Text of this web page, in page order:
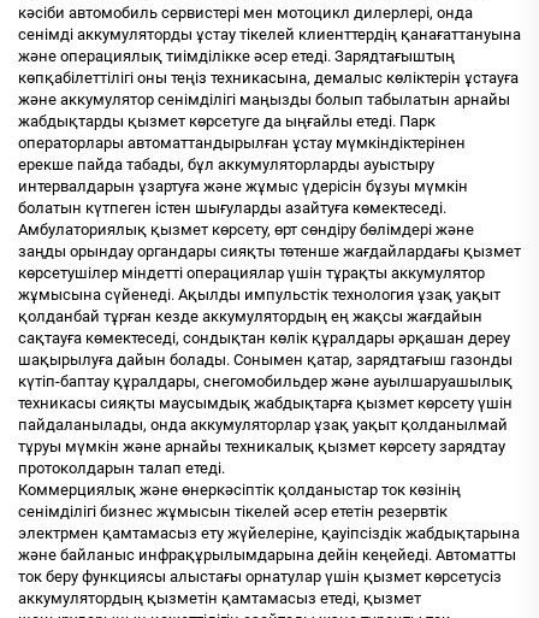
кәсіби автомобиль сервистері мен мотоцикл дилерлері, онда
сенімді аккумуляторды ұстау тікелей клиенттердің қанағаттануына
және операциялық тиімділікке әсер етеді. Зарядтағыштың
көпқабілеттілігі оны теңіз техникасына, демалыс көліктерін ұстауға
және аккумулятор сенімділігі маңызды болып табылатын арнайы
жабдықтарды қызмет көрсетуге да ыңғайлы етеді. Парк
операторлары автоматтандырылған ұстау мүмкіндіктерінен
ерекше пайда табады, бұл аккумуляторларды ауыстыру
интервалдарын ұзартуға және жұмыс үдерісін бұзуы мүмкін
болатын күтпеген істен шығуларды азайтуға көмектеседі.
Амбулаториялық қызмет көрсету, өрт сөндіру бөлімдері және
заңды орындау органдары сияқты төтенше жағдайлардағы қызмет
көрсетушілер міндетті операциялар үшін тұрақты аккумулятор
жұмысына сүйенеді. Ақылды импульстік технология ұзақ уақыт
қолданбай тұрған кезде аккумулятордың ең жақсы жағдайын
сақтауға көмектеседі, сондықтан көлік құралдары әрқашан дереу
шақырылуға дайын болады. Сонымен қатар, зарядтағыш газонды
күтіп-баптау құралдары, снегомобильдер және ауылшаруашылық
техникасы сияқты маусымдық жабдықтарға қызмет көрсету үшін
пайдаланылады, онда аккумуляторлар ұзақ уақыт қолданылмай
тұруы мүмкін және арнайы техникалық қызмет көрсету зарядтау
протоколдарын талап етеді.
Коммерциялық және өнеркәсіптік қолданыстар ток көзінің
сенімділігі бизнес жұмысын тікелей әсер ететін резервтік
электрмен қамтамасыз ету жүйелеріне, қауіпсіздік жабдықтарына
және байланыс инфрақұрылымдарына дейін кеңейеді. Автоматты
ток беру функциясы алыстағы орнатулар үшін қызмет көрсетусіз
аккумулятордың қызметін қамтамасыз етеді, қызмет